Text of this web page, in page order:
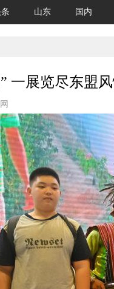
山东 国内
一展览尽东盟